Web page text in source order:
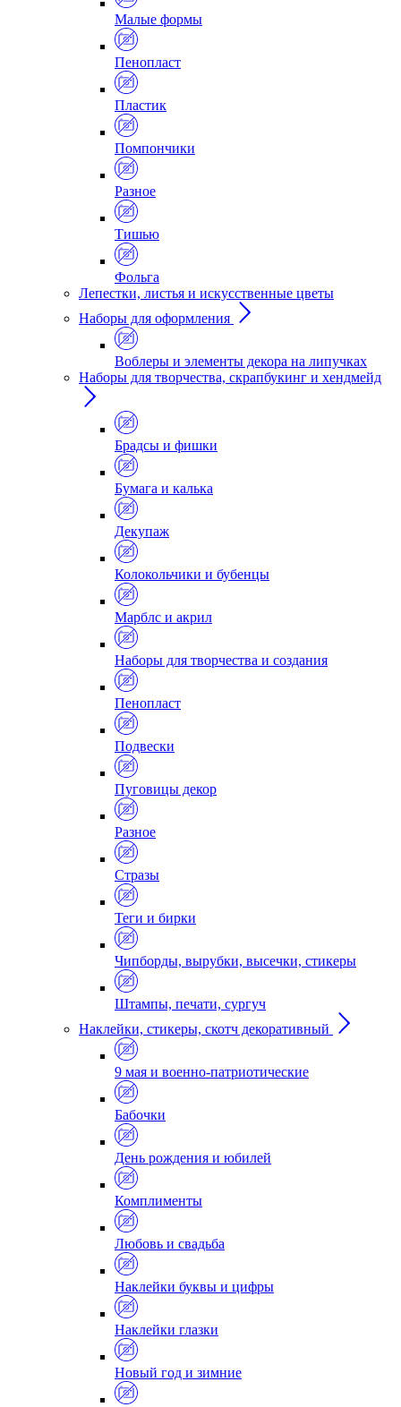
Малые формы
Пенопласт
Пластик
Помпончики
Разное
Тишью
Фольга
Лепестки, листья и искусственные цветы
Наборы для оформления
Воблеры и элементы декора на липучках
Наборы для творчества, скрапбукинг и хендмейд
Брадсы и фишки
Бумага и калька
Декупаж
Колокольчики и бубенцы
Марблс и акрил
Наборы для творчества и создания
Пенопласт
Подвески
Пуговицы декор
Разное
Стразы
Теги и бирки
Чипборды, вырубки, высечки, стикеры
Штампы, печати, сургуч
Наклейки, стикеры, скотч декоративный
9 мая и военно-патриотические
Бабочки
День рождения и юбилей
Комплименты
Любовь и свадьба
Наклейки буквы и цифры
Наклейки глазки
Новый год и зимние